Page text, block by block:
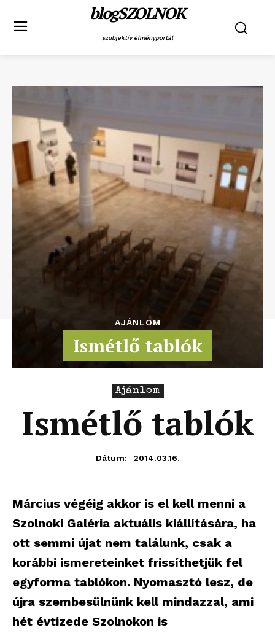
blogSZOLNOK
szubjektív élményportál
AJÁNLOM
Ismétlő tablók
Ajánlom
Ismétlő tablók
Dátum: 2014.03.16.
Március végéig akkor is el kell menni a
Szolnoki Galéria aktuális kiállítására, ha
ott semmi újat nem találunk, csak a
korábbi ismereteinket frissíthetjük fel
egyforma tablókon. Nyomasztó lesz, de
újra szembesülnünk kell mindazzal, ami
hét évtizede Szolnokon is